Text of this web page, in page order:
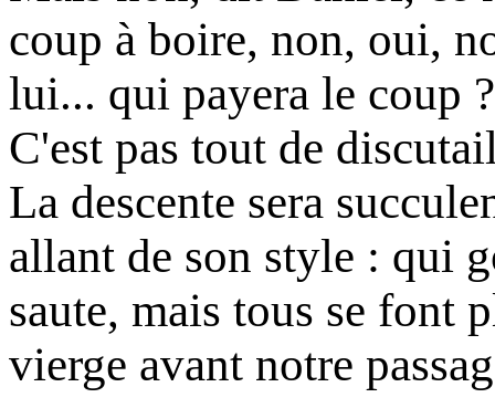
coup à boire, non, oui,
lui... qui payera le coup
C'est pas tout de
La descente sera
allant de son style : qui
saute, mais tous se font
vierge avant notre